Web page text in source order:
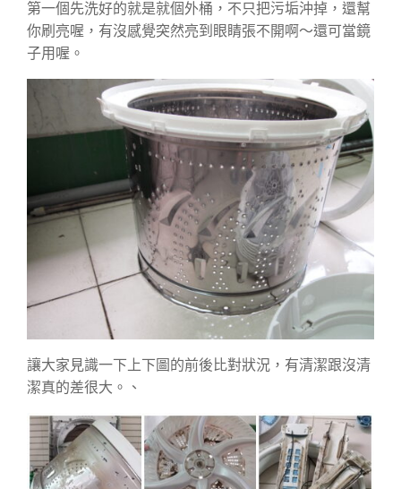
第一個先洗好的就是就個外桶，不只把污垢沖掉，還幫
你刷亮喔，有沒感覺突然亮到眼睛張不開啊～還可當鏡
子用喔。
讓大家見識一下上下圖的前後比對狀況，有清潔跟沒清
潔真的差很大。、